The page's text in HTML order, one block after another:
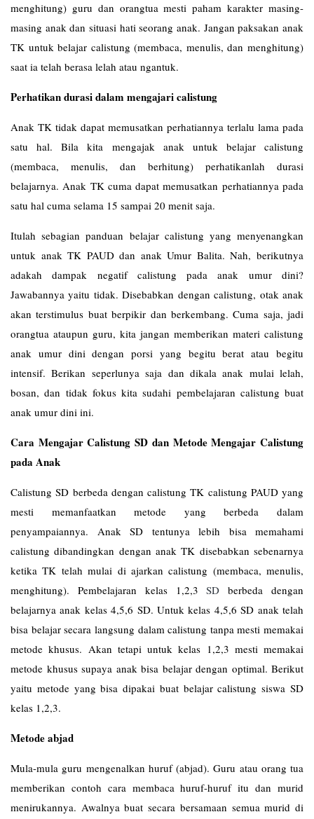
menghitung) guru dan orangtua mesti paham karakter masing-
masing anak dan situasi hati seorang anak. Jangan paksakan anak
TK untuk belajar calistung (membaca, menulis, dan menghitung)
saat ia telah berasa lelah atau ngantuk.
Perhatikan durasi dalam mengajari calistung
Anak TK tidak dapat memusatkan perhatiannya terlalu lama pada
satu hal. Bila kita mengajak anak untuk belajar calistung
(membaca, menulis, dan berhitung) perhatikanlah durasi
belajarnya. Anak TK cuma dapat memusatkan perhatiannya pada
satu hal cuma selama 15 sampai 20 menit saja.
Itulah sebagian panduan belajar calistung yang menyenangkan
untuk anak TK PAUD dan anak Umur Balita. Nah, berikutnya
adakah dampak negatif calistung pada anak umur dini?
Jawabannya yaitu tidak. Disebabkan dengan calistung, otak anak
akan terstimulus buat berpikir dan berkembang. Cuma saja, jadi
orangtua ataupun guru, kita jangan memberikan materi calistung
anak umur dini dengan porsi yang begitu berat atau begitu
intensif. Berikan seperlunya saja dan dikala anak mulai lelah,
bosan, dan tidak fokus kita sudahi pembelajaran calistung buat
anak umur dini ini.
Cara Mengajar Calistung SD dan Metode Mengajar Calistung
pada Anak
Calistung SD berbeda dengan calistung TK calistung PAUD yang
mesti memanfaatkan metode yang berbeda dalam
penyampaiannya. Anak SD tentunya lebih bisa memahami
calistung dibandingkan dengan anak TK disebabkan sebenarnya
ketika TK telah mulai di ajarkan calistung (membaca, menulis,
menghitung). Pembelajaran kelas 1,2,3SD berbeda dengan
belajarnya anak kelas 4,5,6 SD. Untuk kelas 4,5,6 SD anak telah
bisa belajar secara langsung dalam calistung tanpa mesti memakai
metode khusus. Akan tetapi untuk kelas 1,2,3 mesti memakai
metode khusus supaya anak bisa belajar dengan optimal. Berikut
yaitu metode yang bisa dipakai buat belajar calistung siswa SD
kelas 1,2,3.
Metode abjad
Mula-mula guru mengenalkan huruf (abjad). Guru atau orang tua
memberikan contoh cara membaca huruf-huruf itu dan murid
menirukannya. Awalnya buat secara bersamaan semua murid di